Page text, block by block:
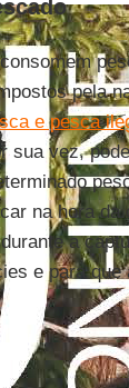
pela
e pesca
sua vez,
na hora
a
e para